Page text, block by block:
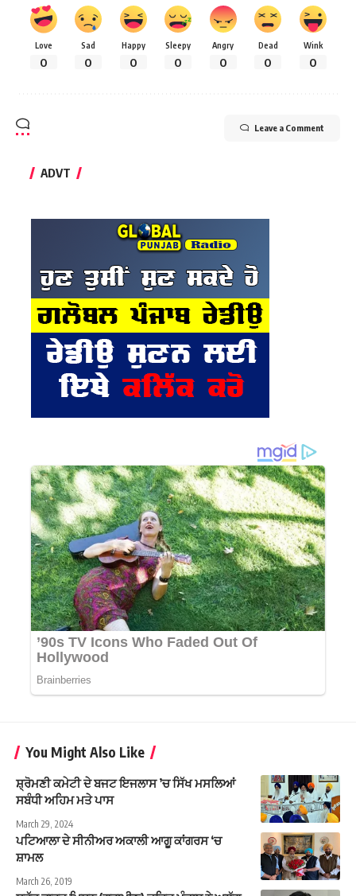
Love
0
Sad
0
Happy
0
Sleepy
0
Angry
0
Dead
0
Wink
0
Leave a Comment
ADVT
You Might Also Like
ਸ਼੍ਰੋਮਣੀ ਕਮੇਟੀ ਦੇ ਬਜਟ ਇਜਲਾਸ ’ਚ ਸਿੱਖ ਮਸਲਿਆਂ
ਸਬੰਧੀ ਅਹਿਮ ਮਤੇ ਪਾਸ
March 29, 2024
ਪਟਿਆਲਾ ਦੇ ਸੀਨੀਅਰ ਅਕਾਲੀ ਆਗੂ ਕਾਂਗਰਸ ‘ਚ
ਸ਼ਾਮਲ
March 26, 2019